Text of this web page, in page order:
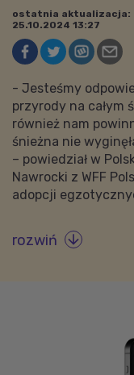
ostatnia aktualizacja:
25.10.2024 13:27
- Jesteśmy
przyrody na całym
również nam
śnieżna nie
– powiedział w
Nawrocki z WFF
adopcji
rozwiń 